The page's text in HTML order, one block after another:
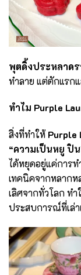
พุตดิ้งประหลาด
ทำลาย แต่ตักแรก
ทำไม Purple
สิ่งที่ทำให้ Purple
“ความเป็นหยู ปิน
ได้หยุดอยู่แค่การ
เทคนิคจากหลาก
เลิศจากทั่วโลก ท
ประสบการณ์ที่เล่า